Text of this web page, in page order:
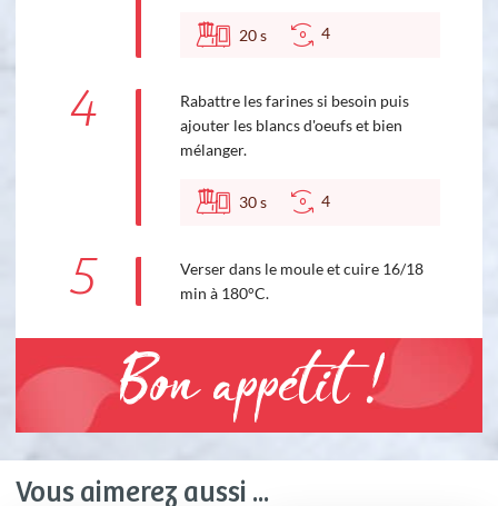
20s 4
4
Rabattre les farines si besoin puis
ajouter les blancs d'oeufs et bien
mélanger.
30s 4
5
Verser dans le moule et cuire 16/18
min à 180°C.
Bon appétit !
Vous aimerez aussi ...